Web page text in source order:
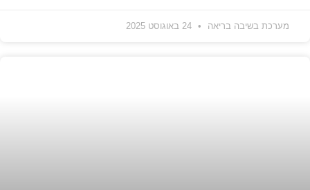
מערכת בשיבה בריאה